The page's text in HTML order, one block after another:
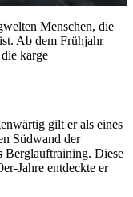
Menschen, die
Ab dem Frühjahr
karge
gilt er als eines
Südwand der
Berglauftraining. Diese
Jahre entdeckte er